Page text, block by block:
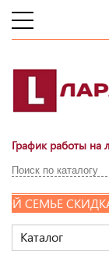
График работы на
СЕМЬЕ СКИДКА
Каталог